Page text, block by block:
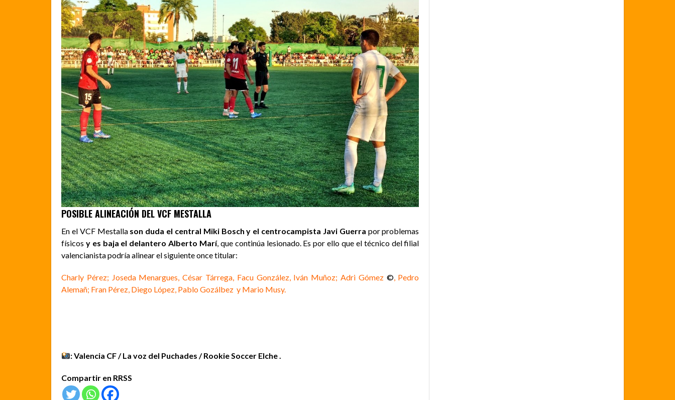
POSIBLE ALINEACIÓN DEL VCF MESTALLA
En el VCF Mestalla son duda el central Miki Bosch y el centrocampista Javi Guerra por problemas
físicos y es baja el delantero Alberto Marí, que continúa lesionado. Es por ello que el técnico del filial
valencianista podría alinear el siguiente once titular:
Charly Pérez; Joseda Menargues, César Tárrega, Facu González, Iván Muñoz; Adri Gómez ©, Pedro
Alemañ; Fran Pérez, Diego López, Pablo Gozálbez y Mario Musy.
: Valencia CF / La voz del Puchades / Rookie Soccer Elche .
Compartir en RRSS